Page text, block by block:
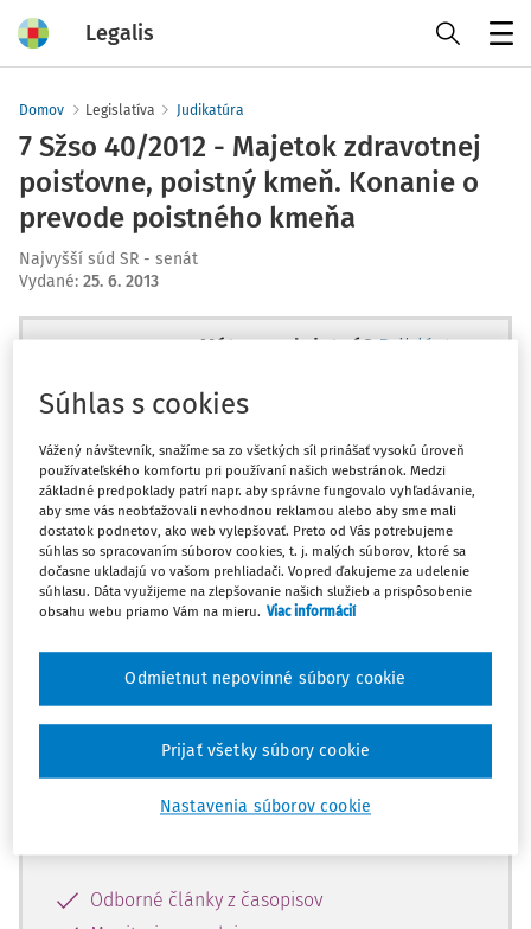
Legalis
Domov Legislatíva Judikatúra
7 Sžso 40/2012 - Majetok zdravotnej
poisťovne, poistný kmeň. Konanie o
prevode poistného kmeňa
Najvyšší súd SR - senát
Vydané: 25. 6. 2013
Máte predplatné? Prihláste sa
Ups, zatiaľ ste si prečítali len
začiatok...
Celý odborný obsah z tejto oblasti je
dostupný predplatiteľom portálu.
Odomknite si prístup k odbornému
obsahu a získajte prístup na 10 dní
zdarma, stačí sa len zaregistrovať.
Vďaka registrácii získate prístup aj k
Odborné články z časopisov
Súhlas s cookies
Vážený návštevník, snažíme sa zo všetkých síl prinášať vysokú úroveň
používateľského komfortu pri používaní našich webstránok. Medzi
základné predpoklady patrí napr. aby správne fungovalo vyhľadávanie,
aby sme vás neobťažovali nevhodnou reklamou alebo aby sme mali
dostatok podnetov, ako web vylepšovať. Preto od Vás potrebujeme
súhlas so spracovaním súborov cookies, t. j. malých súborov, ktoré sa
dočasne ukladajú vo vašom prehliadači. Vopred ďakujeme za udelenie
súhlasu. Dáta využijeme na zlepšovanie našich služieb a prispôsobenie
obsahu webu priamo Vám na mieru. Viac informácií
Nastavenia súborov cookie
Odmietnut nepovinné súbory cookie
Prijať všetky súbory cookie